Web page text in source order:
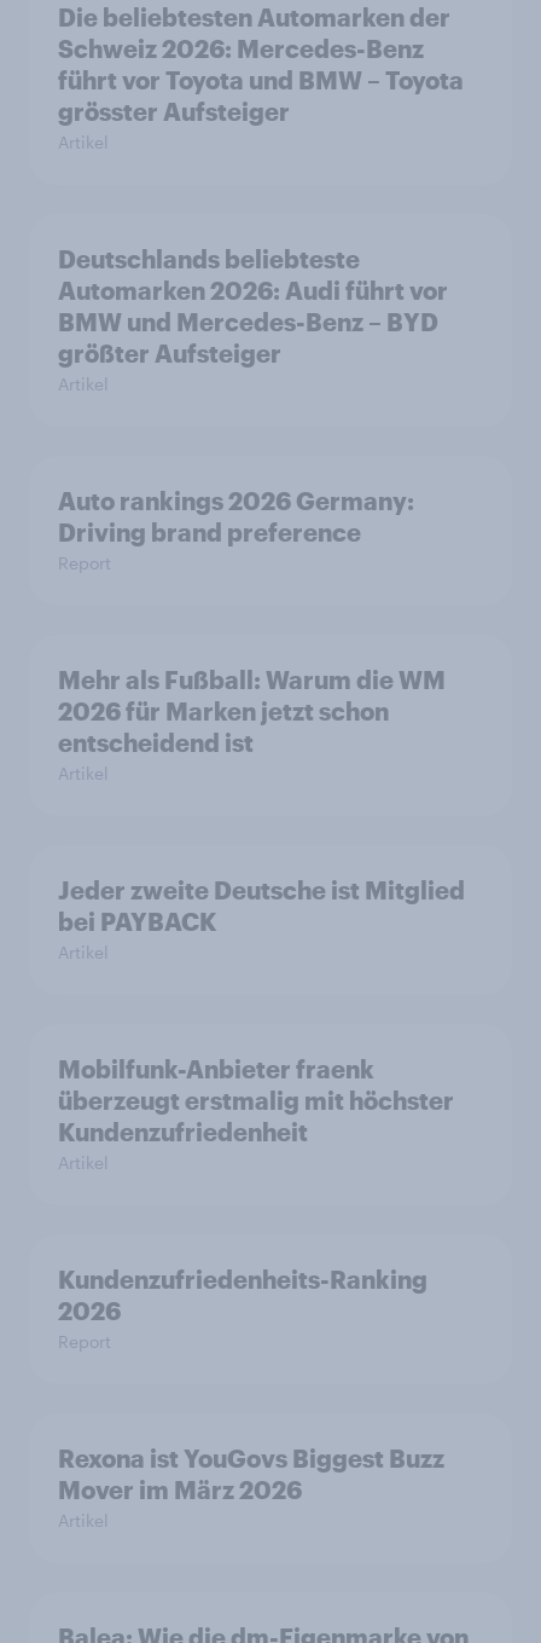
Die beliebtesten Automarken der
Schweiz 2026: Mercedes-Benz
führt vor Toyota und BMW – Toyota
grösster Aufsteiger
Artikel
Deutschlands beliebteste
Automarken 2026: Audi führt vor
BMW und Mercedes-Benz – BYD
größter Aufsteiger
Artikel
Auto rankings 2026 Germany:
Driving brand preference
Report
Mehr als Fußball: Warum die WM
2026 für Marken jetzt schon
entscheidend ist
Artikel
Jeder zweite Deutsche ist Mitglied
bei PAYBACK
Artikel
Mobilfunk-Anbieter fraenk
überzeugt erstmalig mit höchster
Kundenzufriedenheit
Artikel
Kundenzufriedenheits-Ranking
2026
Report
Rexona ist YouGovs Biggest Buzz
Mover im März 2026
Artikel
Balea: Wie die dm-Eigenmarke von